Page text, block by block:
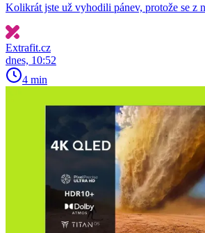
Kolikrát jste už vyhodili pánev, protože se
Extrafit.cz
dnes, 10:52
4 min